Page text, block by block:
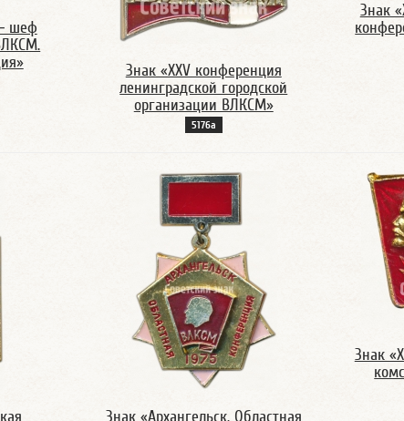
шеф
Знак «XXV конференция
ленинградской городской
организации ВЛКСМ»
5176а
Знак
Знак «Архангельск. Областная
Знак